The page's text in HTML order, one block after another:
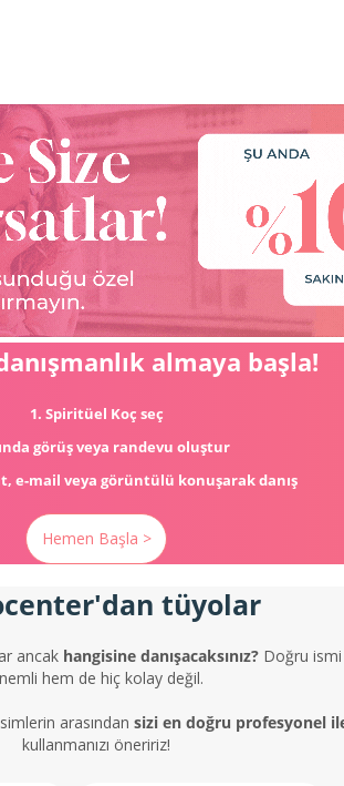
almaya başla!
1. Spiritüel Koç seç
görüş veya randevu oluştur
e-mail veya görüntülü konuşarak danış
Hemen Başla >
tüyolar
ancak hangisine danışacaksınız? Doğru
hem de hiç kolay değil.
arasından sizi en doğru profesyonel
kullanmanızı öneririz!